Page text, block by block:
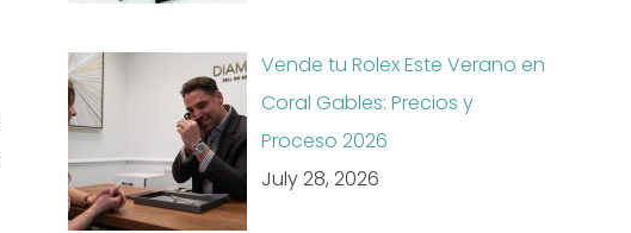
Vende tu Rolex Este Verano en
Coral Gables: Precios y
Proceso 2026
July 28, 2026